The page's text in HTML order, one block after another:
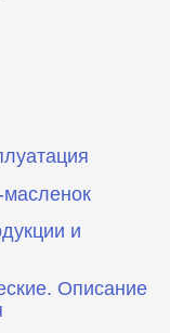
и
Описание